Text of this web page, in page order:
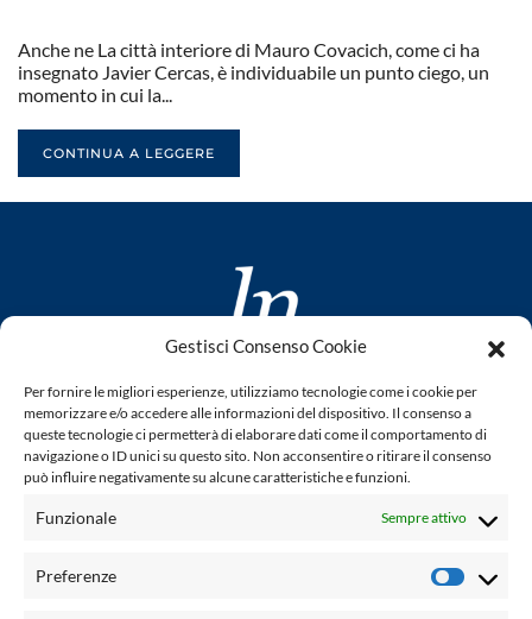
Gestisci Consenso Cookie
Per fornire le migliori esperienze, utilizziamo tecnologie come i cookie per
memorizzare e/o accedere alle informazioni del dispositivo. Il consenso a
queste tecnologie ci permetterà di elaborare dati come il comportamento di
navigazione o ID unici su questo sito. Non acconsentire o ritirare il consenso
può influire negativamente su alcune caratteristiche e funzioni.
Funzionale Sempre attivo
Preferenze
Anche ne La città interiore di Mauro Covacich, come ci ha
insegnato Javier Cercas, è individuabile un punto ciego, un
momento in cui la...
CONTINUA A LEGGERE
www.laletteraturaenoi.it
fondato da Romano Luperini
Questo blog non rappresenta una testata giornalistica in
quanto viene aggiornato senza alcuna periodicità. Non può
legge n° 62 del 7.03.2001. L'autore non è responsabile per